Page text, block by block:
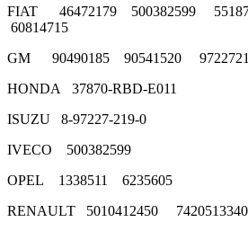
FIAT 46472179 500382599
60814715
GM 90490185 90541520
HONDA 37870-RBD-E011
ISUZU 8-97227-219-0
IVECO 500382599
OPEL 1338511 6235605
RENAULT 5010412450 7420513340